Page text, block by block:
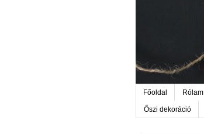
Főoldal Rólam
Őszi dekoráció